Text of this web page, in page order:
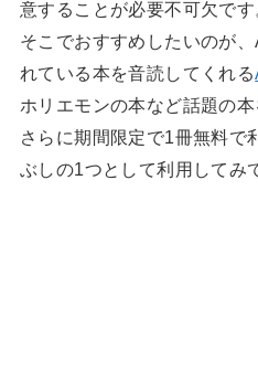
意することが必要不可欠です
そこでおすすめしたいのが
れている本を音読してくれる
ホリエモンの本など話題の
さらに期間限定で1冊無料で
ぶしの1つとして利用してみ